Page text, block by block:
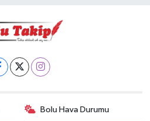
Bolu Hava Durumu